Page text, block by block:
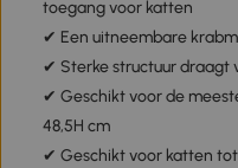
toegang voor katten
✔ Een uitneembare
✔ Sterke structuur draagt
✔ Geschikt voor de
48,5H cm
✔ Geschikt voor katten tot